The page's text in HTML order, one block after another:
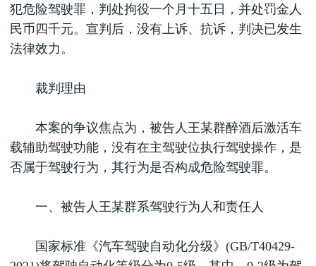
犯危险驾驶罪，判处拘役一个月十五日，并处罚金人
民币四千元。宣判后，没有上诉、抗诉，判决已发生
法律效力。
裁判理由
本案的争议焦点为，被告人王某群醉酒后激活车
载辅助驾驶功能，没有在主驾驶位执行驾驶操作，是
否属于驾驶行为，其行为是否构成危险驾驶罪。
一、被告人王某群系驾驶行为人和责任人
国家标准《汽车驾驶自动化分级》(GB/T40429-